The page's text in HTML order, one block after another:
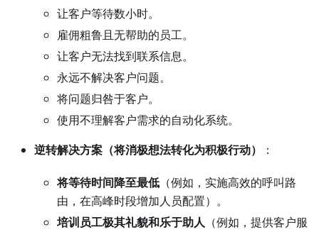
让客户等待数小时。
雇佣粗鲁且无帮助的员工。
让客户无法找到联系信息。
永远不解决客户问题。
将问题归咎于客户。
使用不理解客户需求的自动化系统。
逆转解决方案（将消极想法转化为积极行动）
：
将等待时间降至最低 （例如，实施高效的呼叫路
由，在高峰时段增加人员配置）。
培训员工极其礼貌和乐于助人 （例如，提供客户服